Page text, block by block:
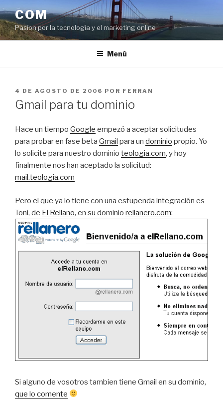
al
contenido
COM
Pasíon por la tecnología y el marketing online
Menú
PUBLICADO
EL
4 DE AGOSTO DE 2006 POR FERRAN
Gmail para tu dominio
Hace un tiempo Google empezó a aceptar solicitudes
para probar en fase beta Gmail para un dominio propio. Yo
lo solicite para nuestro dominio teologia.com, y hoy
finalmente nos han aceptado la solicitud:
mail.teologia.com
Pero el que ya lo tiene con una estupenda integración es
Toni, de El Rellano, en su dominio rellanero.com:
Si alguno de vosotros tambien tiene Gmail en su dominio,
que lo comente